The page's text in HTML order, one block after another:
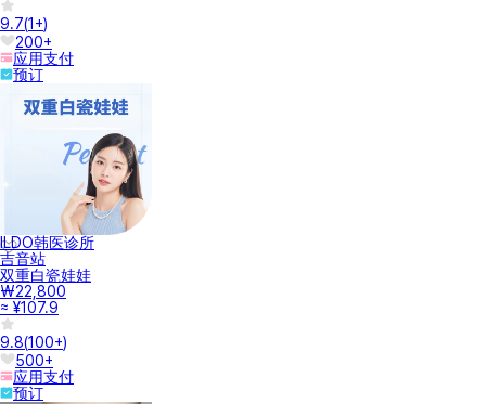
9.7(1+)
200+
应用支付
预订
ILDO韩医诊所
吉音站
双重白瓷娃娃
₩22,800
≈ ¥107.9
9.8(100+)
500+
应用支付
预订